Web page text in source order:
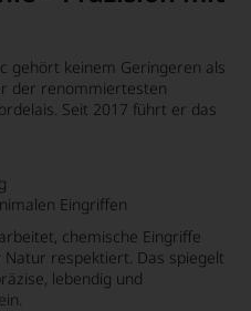
gehört keinem Geringeren als
der renommiertesten
Seit 2017 führt er das
Eingriffen
chemische Eingriffe
respektiert. Das spiegelt
lebendig und